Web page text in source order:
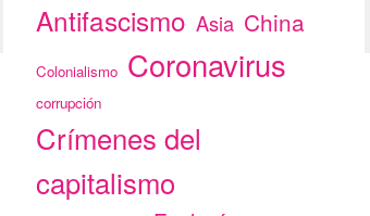
Antifascismo Asia China
Colonialismo Coronavirus
corrupción
Crímenes del
capitalismo